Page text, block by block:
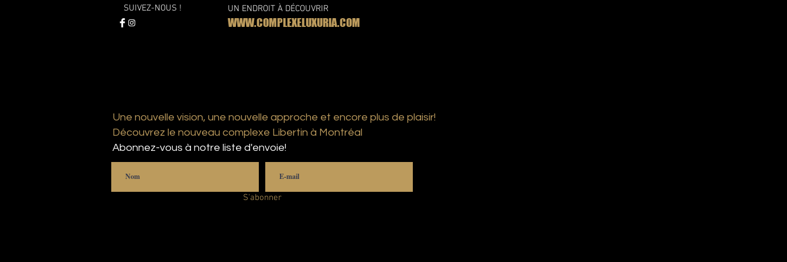
SUIVEZ-NOUS ! UN ENDROIT À DÉCOUVRIR
WWW.COMPLEXELUXURIA.COM
Une nouvelle vision, une nouvelle approche et encore plus de plaisir!
Découvrez le nouveau complexe Libertin à Montréal
Abonnez-vous à notre liste d'envoie!
S'abonner